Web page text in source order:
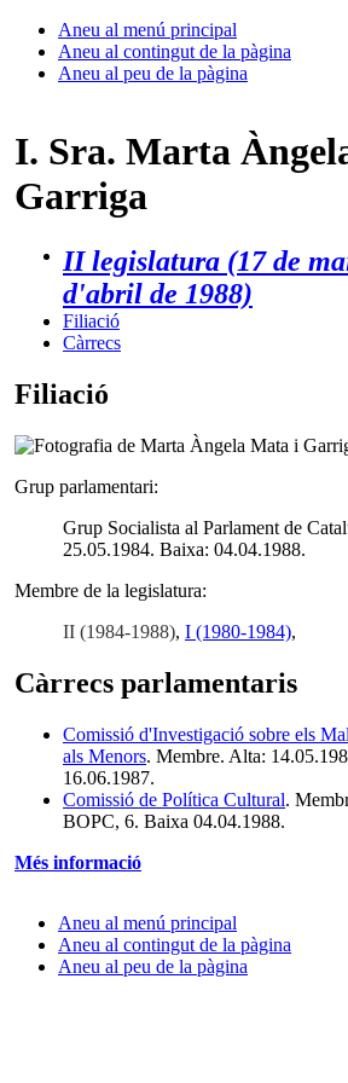
Aneu al menú principal
Aneu al contingut de la pàgina
Aneu al peu de la pàgina
I. Sra. Marta
Garriga
II legislatura (17 de
d'abril de 1988)
Filiació
Càrrecs
Filiació
Grup parlamentari:
Grup Socialista al Parlament de
25.05.1984. Baixa: 04.04.1988.
Membre de la legislatura:
II (1984-1988), I (1980-1984),
Càrrecs parlamentaris
Comissió d'Investigació sobre els
als Menors. Membre. Alta:
16.06.1987.
Comissió de Política Cultural.
BOPC, 6. Baixa 04.04.1988.
Més informació
Aneu al menú principal
Aneu al contingut de la pàgina
Aneu al peu de la pàgina